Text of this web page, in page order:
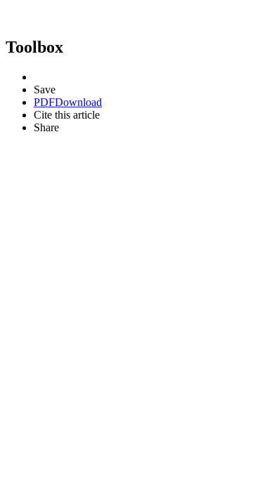
Toolbox
Save
PDFDownload
Cite this article
Share